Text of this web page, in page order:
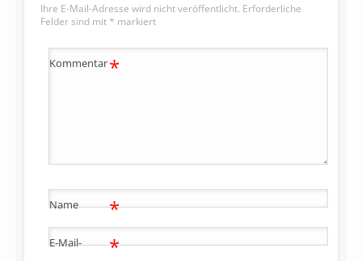
Ihre E-Mail-Adresse wird nicht veröffentlicht. Erforderliche
Felder sind mit * markiert
Kommentar*
Name *
E-Mail- *